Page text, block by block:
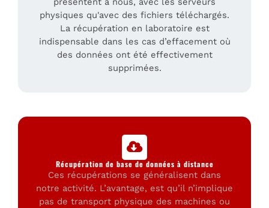
physiques qu'avec des fichiers téléchargés.
La récupération en laboratoire est
indispensable dans les cas d’effacement où
des données ont été effectivement
supprimées.
Récupération de base de données à distance
Ces récupérations se généralisent dans
notre activité. L’avantage, est qu’il n’implique
pas de transport physique des machines ou